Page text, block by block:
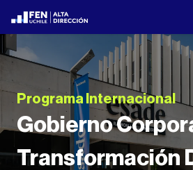
Programa Internacional
Gobierno
Transformación